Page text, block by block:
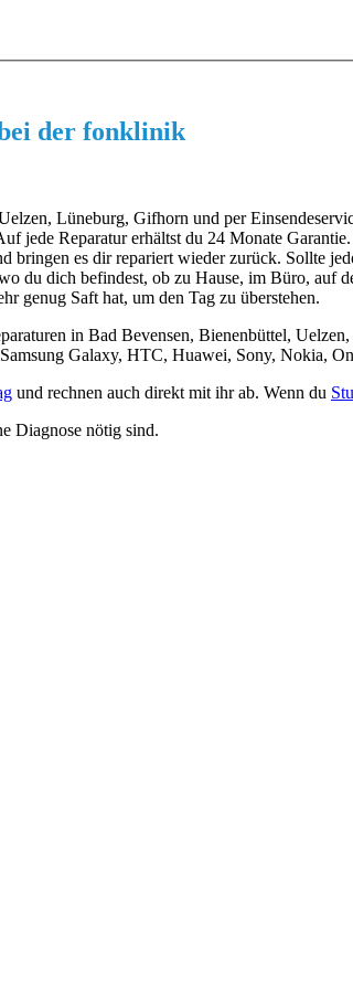
der fonklinik
Lüneburg, Gifhorn und per
jede Reparatur erhältst du 24 Monate
bringen es dir repariert wieder zurück. Sollte
du dich befindest, ob zu Hause, im Büro, auf
genug Saft hat, um den Tag zu überstehen.
in Bad Bevensen, Bienenbüttel,
Galaxy, HTC, Huawei, Sony, Nokia,
und rechnen auch direkt mit ihr ab. Wenn du
Diagnose nötig sind.